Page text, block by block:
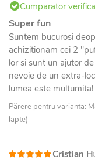
Cumparator
Super fun
Suntem bucurosi
achizitionam cei 2
lor si sunt un ajutor
nevoie de un extra-
lumea este multumita!
Părere pentru varianta:
lapte)
Cristian H